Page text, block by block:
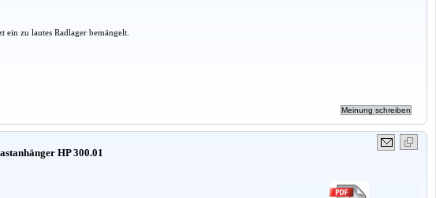
zu lautes Radlager bemängelt.
HP 300.01